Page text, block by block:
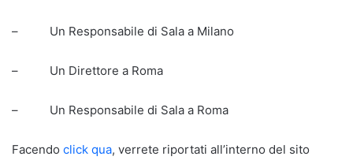
– Un Responsabile di Sala a Milano
– Un Direttore a Roma
– Un Responsabile di Sala a Roma
Facendo click qua, verrete riportati all’interno del sito